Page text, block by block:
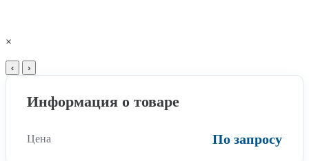
×
‹ ›
Информация о товаре
Цена По запросу